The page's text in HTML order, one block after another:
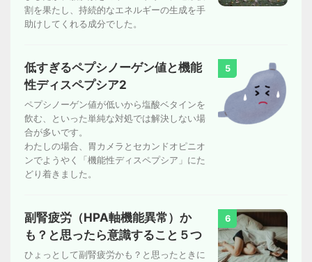
割を果たし、持続的なエネルギーの生成を手
助けしてくれる成分でした。
5
低すぎるペプシノーゲン値と機能
性ディスペプシア2
ペプシノーゲン値が低いから塩酸ベタインを
飲む、といった単純な対処では解決しない場
合が多いです。
わたしの場合、胃カメラとセカンドオピニオ
ンでようやく「機能性ディスペプシア」にた
どり着きました。
6
副腎疲労（HPA軸機能異常）か
も？と思ったら意識すること５つ
ひょっとして副腎疲労かも？と思ったときに